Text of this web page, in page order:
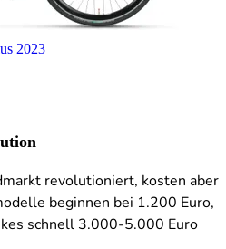
2023
revolutioniert, kosten aber
beginnen bei 1.200 Euro,
schnell 3.000-5.000 Euro